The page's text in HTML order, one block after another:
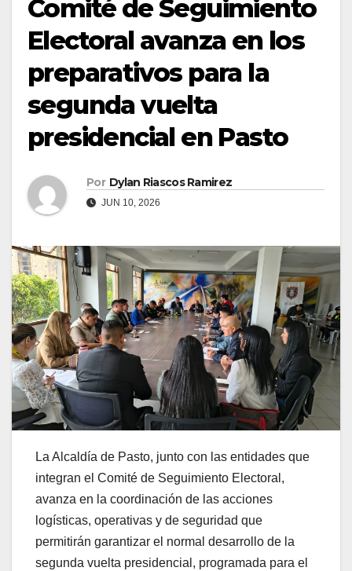
Comité de Seguimiento
Electoral avanza en los
preparativos para la
segunda vuelta
presidencial en Pasto
Por Dylan Riascos Ramirez
JUN 10, 2026
La Alcaldía de Pasto, junto con las entidades que
integran el Comité de Seguimiento Electoral,
avanza en la coordinación de las acciones
logísticas, operativas y de seguridad que
permitirán garantizar el normal desarrollo de la
segunda vuelta presidencial, programada para el